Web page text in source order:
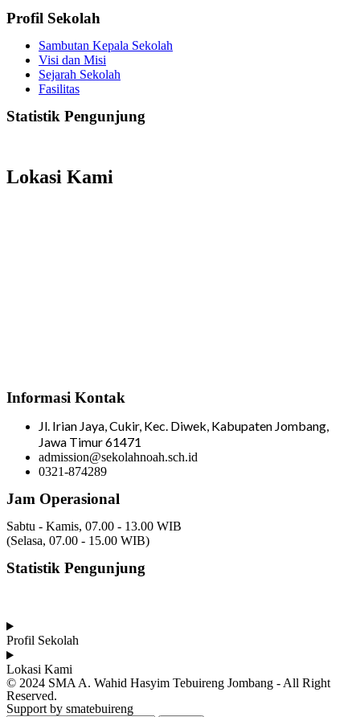
Profil Sekolah
Sambutan Kepala Sekolah
Visi dan Misi
Sejarah Sekolah
Fasilitas
Statistik Pengunjung
Lokasi Kami
Informasi Kontak
Jl. Irian Jaya, Cukir, Kec. Diwek, Kabupaten Jombang,
Jawa Timur 61471
admission@sekolahnoah.sch.id
0321-874289
Jam Operasional
Sabtu - Kamis, 07.00 - 13.00 WIB
(Selasa, 07.00 - 15.00 WIB)
Statistik Pengunjung
Profil Sekolah
Lokasi Kami
© 2024 SMA A. Wahid Hasyim Tebuireng Jombang - All Right
Reserved.
Support by smatebuireng